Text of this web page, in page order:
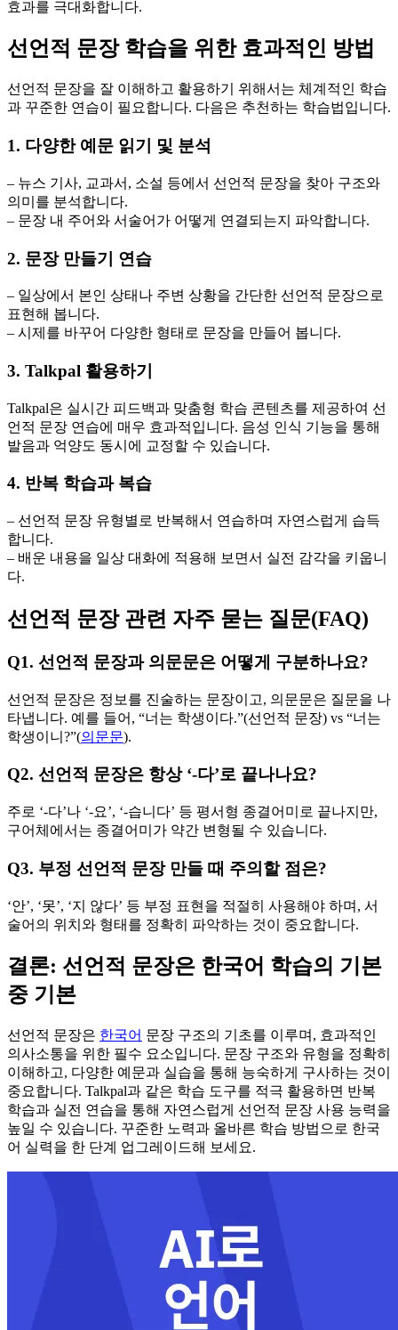
효과를 극대화합니다.
선언적 문장 학습을 위한 효과적인 방법
선언적 문장을 잘 이해하고 활용하기 위해서는 체계적인 학습
과 꾸준한 연습이 필요합니다. 다음은 추천하는 학습법입니다.
1. 다양한 예문 읽기 및 분석
– 뉴스 기사, 교과서, 소설 등에서 선언적 문장을 찾아 구조와
의미를 분석합니다.
– 문장 내 주어와 서술어가 어떻게 연결되는지 파악합니다.
2. 문장 만들기 연습
– 일상에서 본인 상태나 주변 상황을 간단한 선언적 문장으로
표현해 봅니다.
– 시제를 바꾸어 다양한 형태로 문장을 만들어 봅니다.
3. Talkpal 활용하기
Talkpal은 실시간 피드백과 맞춤형 학습 콘텐츠를 제공하여 선
언적 문장 연습에 매우 효과적입니다. 음성 인식 기능을 통해
발음과 억양도 동시에 교정할 수 있습니다.
4. 반복 학습과 복습
– 선언적 문장 유형별로 반복해서 연습하며 자연스럽게 습득
합니다.
– 배운 내용을 일상 대화에 적용해 보면서 실전 감각을 키웁니
다.
선언적 문장 관련 자주 묻는 질문(FAQ)
Q1. 선언적 문장과 의문문은 어떻게 구분하나요?
선언적 문장은 정보를 진술하는 문장이고, 의문문은 질문을 나
타냅니다. 예를 들어, “너는 학생이다.”(선언적 문장) vs “너는
학생이니?”(의문문).
Q2. 선언적 문장은 항상 ‘-다’로 끝나나요?
주로 ‘-다’나 ‘-요’, ‘-습니다’ 등 평서형 종결어미로 끝나지만,
구어체에서는 종결어미가 약간 변형될 수 있습니다.
Q3. 부정 선언적 문장 만들 때 주의할 점은?
‘안’, ‘못’, ‘지 않다’ 등 부정 표현을 적절히 사용해야 하며, 서
술어의 위치와 형태를 정확히 파악하는 것이 중요합니다.
결론: 선언적 문장은 한국어 학습의 기본
중 기본
선언적 문장은 한국어 문장 구조의 기초를 이루며, 효과적인
의사소통을 위한 필수 요소입니다. 문장 구조와 유형을 정확히
이해하고, 다양한 예문과 실습을 통해 능숙하게 구사하는 것이
중요합니다. Talkpal과 같은 학습 도구를 적극 활용하면 반복
학습과 실전 연습을 통해 자연스럽게 선언적 문장 사용 능력을
높일 수 있습니다. 꾸준한 노력과 올바른 학습 방법으로 한국
어 실력을 한 단계 업그레이드해 보세요.